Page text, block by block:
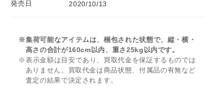
発売日 2020/10/13
※集荷可能なアイテムは、梱包された状態で、縦・横・
高さの合計が160cm以内、重さ25kg以内です。
※表示金額は目安であり、買取代金を保証するものでは
ありません。買取代金は商品状態、付属品の有無など
査定の結果で決定されます。